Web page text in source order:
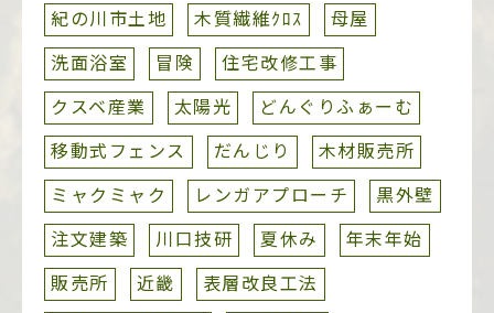
紀の川市土地
木質繊維ｸﾛｽ
母屋
洗面浴室
冒険
住宅改修工事
クスベ産業
太陽光
どんぐりふぁーむ
移動式フェンス
だんじり
木材販売所
ミャクミャク
レンガアプローチ
黒外壁
注文建築
川口技研 夏休み
年末年始
販売所
近畿
表層改良工法